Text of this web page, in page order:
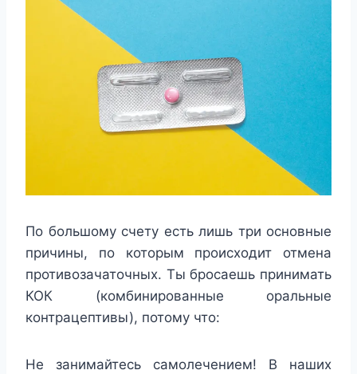
По большому счету есть лишь три основные
причины, по которым происходит отмена
противозачаточных. Ты бросаешь принимать
КОК (комбинированные оральные
контрацептивы), потому что:
Не занимайтесь самолечением!
В наших